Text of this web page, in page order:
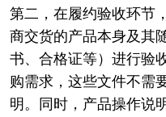
第二，在履约验收环节
商交货的产品本身及其
书、合格证等）进行验
购需求，这些文件不需
明。同时，产品操作说